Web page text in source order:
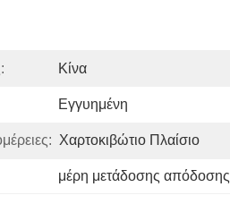
Κίνα
Εγγυημένη
Χαρτοκιβώτιο Πλαίσιο
μέρη μετάδοσης απόδοσης